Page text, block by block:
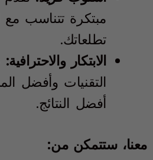
مبتكرة تتناسب مع
تطلعاتك.
الابتكار والاحترافية:
التقنيات وأفضل
أفضل النتائج.
معنا، ستتمكن من: